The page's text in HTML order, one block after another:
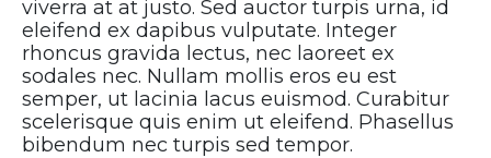
viverra at at justo. Sed auctor turpis urna, id
eleifend ex dapibus vulputate. Integer
rhoncus gravida lectus, nec laoreet ex
sodales nec. Nullam mollis eros eu est
semper, ut lacinia lacus euismod. Curabitur
scelerisque quis enim ut eleifend. Phasellus
bibendum nec turpis sed tempor.